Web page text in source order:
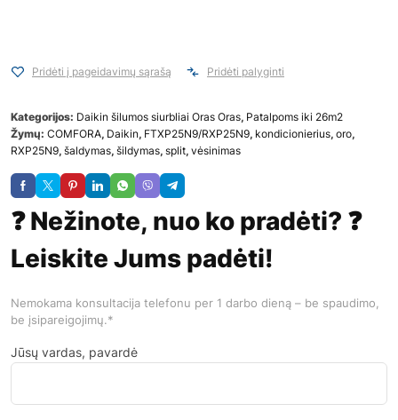
Pridėti į pageidavimų sąrašą Pridėti palyginti
Kategorijos: Daikin šilumos siurbliai Oras Oras, Patalpoms iki 26m2
Žymų: COMFORA, Daikin, FTXP25N9/RXP25N9, kondicionierius, oro,
RXP25N9, šaldymas, šildymas, split, vėsinimas
❓ Nežinote, nuo ko pradėti? ❓
Leiskite Jums padėti!
Nemokama konsultacija telefonu per 1 darbo dieną – be spaudimo,
be įsipareigojimų.*
Jūsų vardas, pavardė